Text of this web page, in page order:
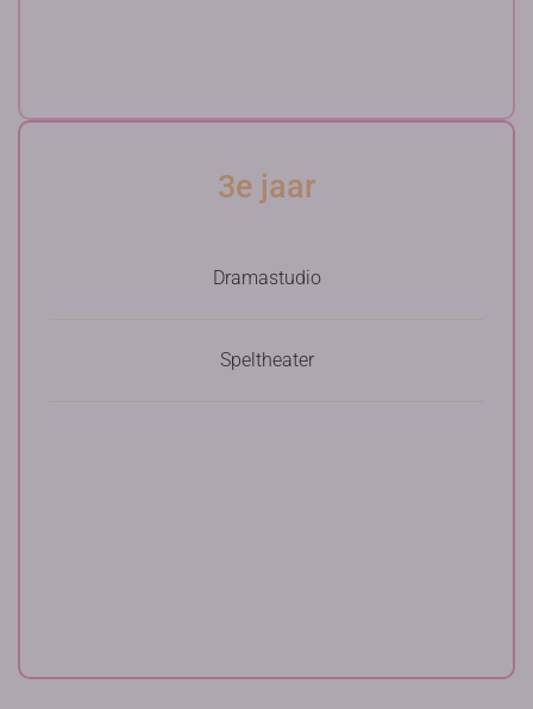
3e jaar
Dramastudio
Speltheater